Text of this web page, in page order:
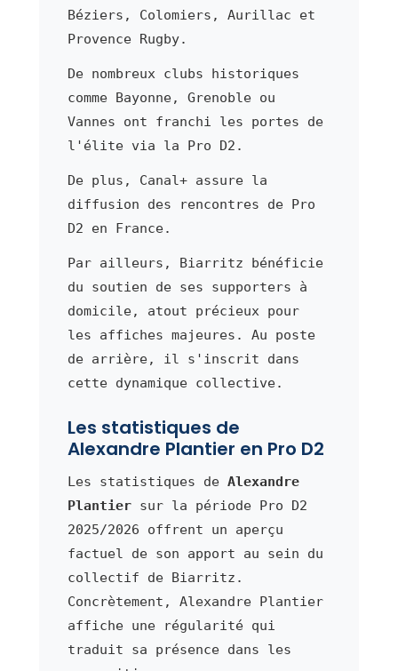
Béziers, Colomiers, Aurillac et
Provence Rugby.
De nombreux clubs historiques
comme Bayonne, Grenoble ou
Vannes ont franchi les portes de
l'élite via la Pro D2.
De plus, Canal+ assure la
diffusion des rencontres de Pro
D2 en France.
Par ailleurs, Biarritz bénéficie
du soutien de ses supporters à
domicile, atout précieux pour
les affiches majeures. Au poste
de arrière, il s'inscrit dans
cette dynamique collective.
Les statistiques de
Alexandre Plantier en Pro D2
Les statistiques de Alexandre
Plantiersur la période Pro D2
2025/2026 offrent un aperçu
factuel de son apport au sein du
collectif de Biarritz.
Concrètement, Alexandre Plantier
affiche une régularité qui
traduit sa présence dans les